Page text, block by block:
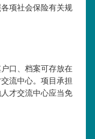
项社会保险有关规
口、档案可存放在
流中心。项目承担
才交流中心应当免